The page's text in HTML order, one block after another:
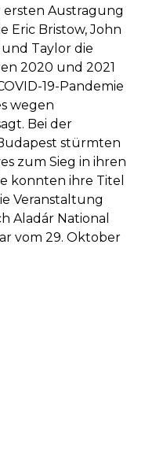
ersten Austragung
Eric Bristow, John
Taylor die
2020 und 2021
19-Pandemie
wegen
Bei der
stürmten
zum Sieg in ihren
konnten ihre Titel
Veranstaltung
Aladár National
vom 29. Oktober